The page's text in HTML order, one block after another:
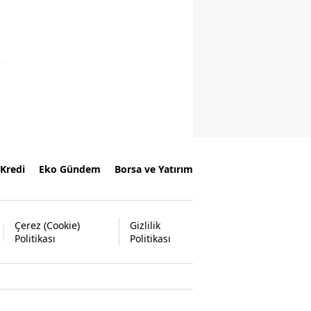
Kredi Eko Gündem Borsa ve Yatırım
Çerez (Cookie)
Politikası
Gizlilik
Politikası